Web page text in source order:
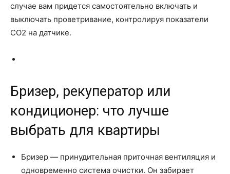
случае вам придется самостоятельно включать и
выключать проветривание, контролируя показатели
CO2 на датчике.
Бризер, рекуператор или
кондиционер: что лучше
выбрать для квартиры
Бризер — принудительная приточная вентиляция и
одновременно система очистки. Он забирает